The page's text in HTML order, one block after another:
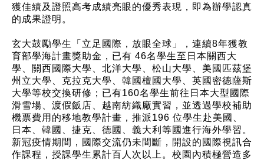
獲佳績及證照高考成績亮眼的優秀表現，即為辦學認真
的成果證明。
玄大鼓勵學生「立足國際，放眼全球」，連續8年獲教
育部學海計畫獎助金，已有 46名學生至日本關西大
學、關西國際大學、北洋大學、松山大學、美國匹茲堡
州立大學、克拉克大學、韓國檀國大學、英國密德薩斯
大學等校交換研修；已有160名學生前往日本大型國際
滑雪場、渡假飯店、越南紡織廠實習，並透過學校補助
機票費用的移地教學計畫，推派196 位學生赴美國、
日本、韓國、捷克、德國、義大利等國進行海外學習。
新冠疫情期間，國際交流仍未間斷，開設的國際視訊合
作課程，授課學生累計百人次以上。校園內積極營造多